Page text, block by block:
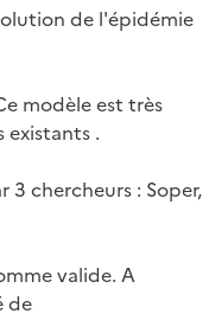
de l'épidémie
modèle est très
.
3 chercheurs : Soper,
valide. A
de